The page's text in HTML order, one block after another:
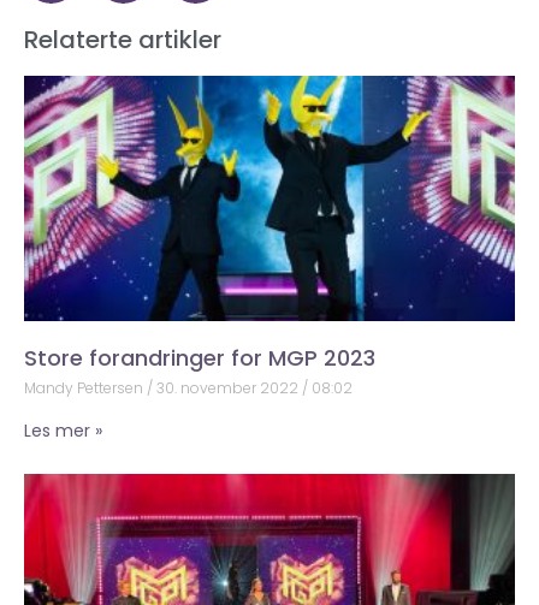
Relaterte artikler
Store forandringer for MGP 2023
Mandy Pettersen 30. november 2022 08:02
Les mer »